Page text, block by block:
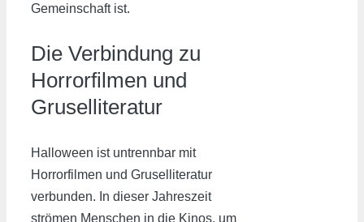
Gemeinschaft ist.
Die Verbindung zu
Horrorfilmen und
Gruselliteratur
Halloween ist untrennbar mit
Horrorfilmen und Gruselliteratur
verbunden. In dieser Jahreszeit
strömen Menschen in die Kinos, um